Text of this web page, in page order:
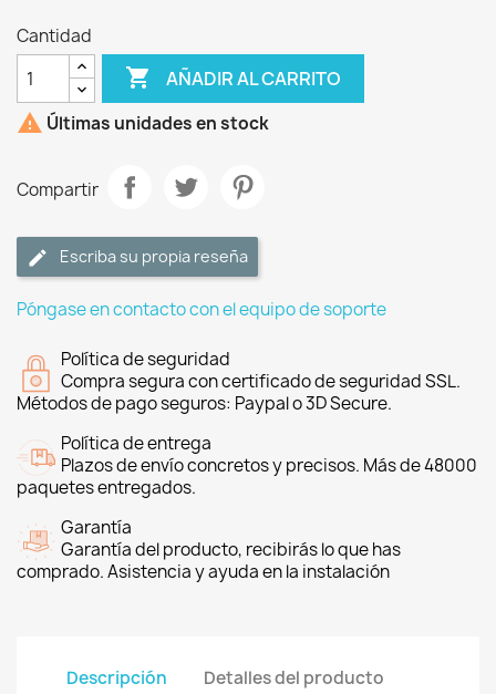
Cantidad
 AÑADIR AL CARRITO
 Últimas unidades en stock
Compartir
Escriba su propia reseña
Póngase en contacto con el equipo de soporte
Política de seguridad
Compra segura con certificado de seguridad SSL.
Métodos de pago seguros: Paypal o 3D Secure.
Política de entrega
Plazos de envío concretos y precisos. Más de 48000
paquetes entregados.
Garantía
Garantía del producto, recibirás lo que has
comprado. Asistencia y ayuda en la instalación
Descripción Detalles del producto